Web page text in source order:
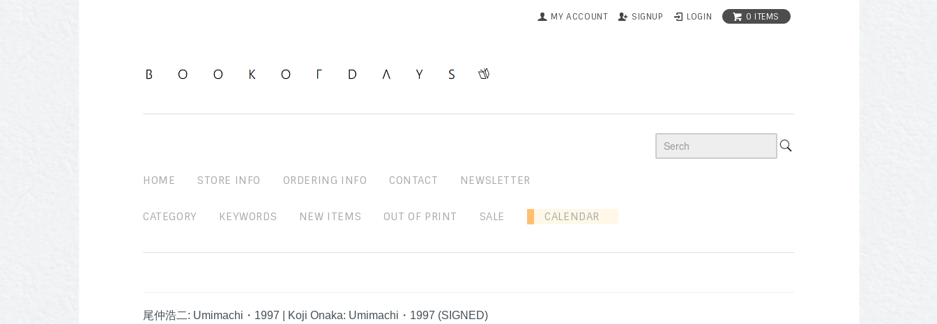
MY ACCOUNT SIGNUP LOGIN 0 ITEMS
HOME STORE INFO ORDERING INFO CONTACT NEWSLETTER
CATEGORY KEYWORDS NEW ITEMS OUT OF PRINT SALE CALENDAR
尾仲浩二: Umimachi・1997 | Koji Onaka: Umimachi・1997 (SIGNED)